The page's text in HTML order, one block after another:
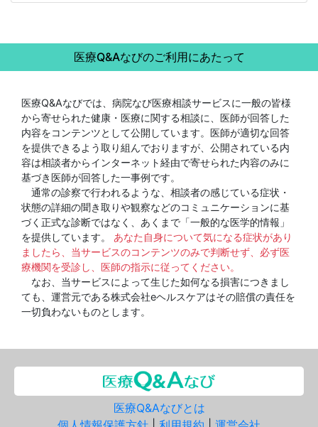
医療Q&Aなびのご利用にあたって
医療Q&Aなびでは、病院なび医療相談サービスに一般の皆様
から寄せられた健康・医療に関する相談に、医師が回答した
内容をコンテンツとして公開しています。医師が適切な回答
を提供できるよう取り組んでおりますが、公開されている内
容は相談者からインターネット経由で寄せられた内容のみに
基づき医師が回答した一事例です。
通常の診察で行われるような、相談者の感じている症状・
状態の詳細の聞き取りや観察などのコミュニケーションに基
づく正式な診断ではなく、あくまで「一般的な医学的情報」
を提供しています。 あなた自身について気になる症状があり
ましたら、当サービスのコンテンツのみで判断せず、必ず医
療機関を受診し、医師の指示に従ってください。
なお、当サービスによって生じた如何なる損害につきまし
ても、運営元である株式会社eヘルスケアはその賠償の責任を
一切負わないものとします。
医療Q&Aなびとは